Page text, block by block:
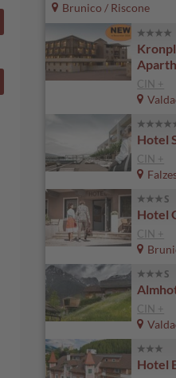
Brunico / Riscone
CIN +
Hotel
CIN +
Hotel
CIN +
CIN +
Hotel